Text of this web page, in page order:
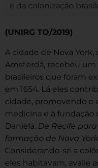
e da colonização
(UNIRG TO/2019)
A cidade de Nova
Amsterdã, recebeu
brasileiros que foram
em 1654. Lá eles
cidade, promovendo o
medicina e à fundação
Daniela. De Recife
formação de Nova York
Considerando-se a
eles habitavam, avalie